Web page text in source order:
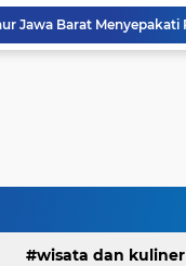
wisata dan kuliner